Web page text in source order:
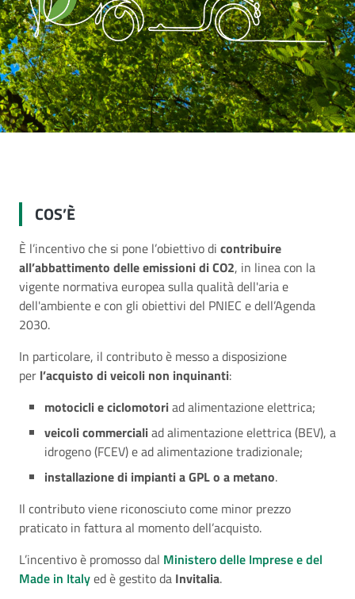
COS’È
È l’incentivo che si pone l’obiettivo di contribuire
all’abbattimento delle emissioni di CO2, in linea con la
vigente normativa europea sulla qualità dell'aria e
dell'ambiente e con gli obiettivi del PNIEC e dell’Agenda
2030.
In particolare, il contributo è messo a disposizione
per l’acquisto di veicoli non inquinanti:
motocicli e ciclomotoriad alimentazione elettrica;
veicoli commercialiad alimentazione elettrica (BEV), a
idrogeno (FCEV) e ad alimentazione tradizionale;
installazione di impianti a GPL o a metano.
Il contributo viene riconosciuto come minor prezzo
praticato in fattura al momento dell’acquisto.
L’incentivo è promosso dal Ministero delle Imprese e del
Made in Italyed è gestito da Invitalia.